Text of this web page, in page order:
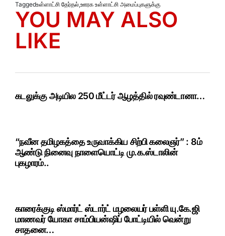
Taggedஉள்ளாட்சி தேர்தல்,ஊரக உள்ளாட்சி அமைப்புகளுக்கு
YOU MAY ALSO
LIKE
கடலுக்கு அடியில 250 மீட்டர் ஆழத்தில் ரவுண்டானா…
“நவீன தமிழகத்தை உருவாக்கிய சிற்பி கலைஞர்” : 8ம்
ஆண்டு நினைவு நாளையொட்டி மு.க.ஸ்டாலின்
புகழாரம்..
காரைக்குடி ஸ்மார்ட் ஸ்டார்ட் மழலையர் பள்ளி யு.கே.ஜி
மாணவர் யோகா சாம்பியன்ஷிப் போட்டியில் வென்று
சாதனை…